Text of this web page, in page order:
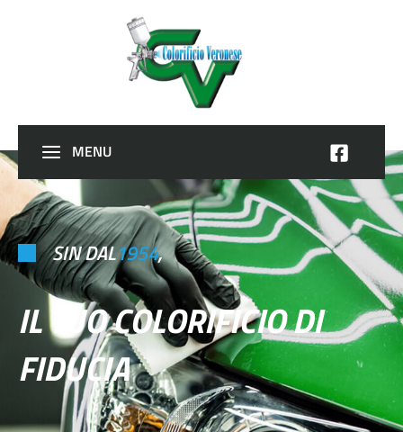
MENU
SIN DAL1954,
IL TUO COLORIFICIO DI
FIDUCIA